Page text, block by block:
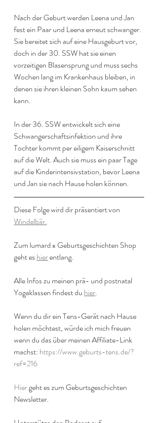
Nach der Geburt werden Leena und Jan
fest ein Paar und Leena erneut schwanger.
Sie bereitet sich auf eine Hausgeburt vor,
doch in der 30. SSW hat sie einen
vorzeitigen Blasensprung und muss sechs
Wochen lang im Krankenhaus bleiben, in
denen sie ihren kleinen Sohn kaum sehen
kann.
In der 36. SSW entwickelt sich eine
Schwangerschaftsinfektion und ihre
Tochter kommt per eiligem Kaiserschnitt
auf die Welt. Auch sie muss ein paar Tage
auf die Kinderintensivstation, bevor Leena
und Jan sie nach Hause holen können.
Diese Folge wird dir präsentiert von
Windelbär.
Zum lumard x Geburtsgeschichten Shop
geht es hier entlang.
Alle Infos zu meinen prä- und postnatal
Yogaklassen findest du hier.
Wenn du dir ein Tens-Gerät nach Hause
holen möchtest, würde ich mich freuen
wenn du das über meinen Affiliate-Link
machst: https://www.geburts-tens.de/?
ref=216
Hier geht es zum Geburtsgeschichten
Newsletter.